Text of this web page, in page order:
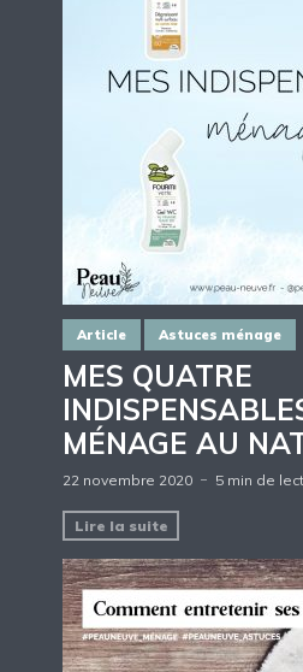
Article Astuces ménage
MES QUATRE
MÉNAGE AU
22 novembre 2020 5 min de
Lire la suite